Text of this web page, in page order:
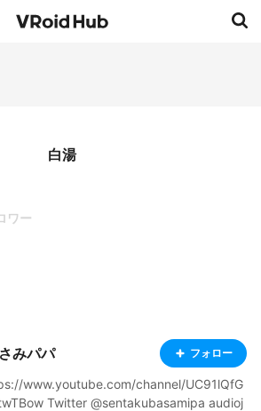
白湯
ワー
みパパ フォロー
www.youtube.com/channel/UC91lQfG
Twitter @sentakubasamipa audioj